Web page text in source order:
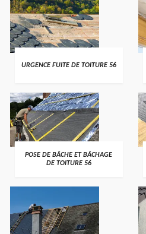
>
URGENCE FUITE DE TOITURE 56
>
POSE DE BÂCHE ET BÂCHAGE
DE TOITURE 56